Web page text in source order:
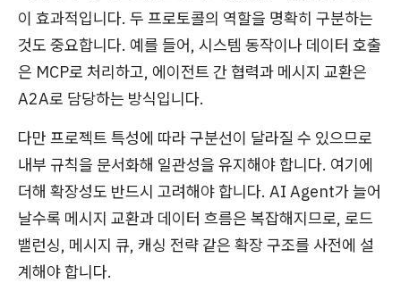
이 효과적입니다. 두 프로토콜의 역할을 명확히 구분하는
것도 중요합니다. 예를 들어, 시스템 동작이나 데이터 호출
은 MCP로 처리하고, 에이전트 간 협력과 메시지 교환은
A2A로 담당하는 방식입니다.
다만 프로젝트 특성에 따라 구분선이 달라질 수 있으므로
내부 규칙을 문서화해 일관성을 유지해야 합니다. 여기에
더해 확장성도 반드시 고려해야 합니다. AI Agent가 늘어
날수록 메시지 교환과 데이터 흐름은 복잡해지므로, 로드
밸런싱, 메시지 큐, 캐싱 전략 같은 확장 구조를 사전에 설
계해야 합니다.